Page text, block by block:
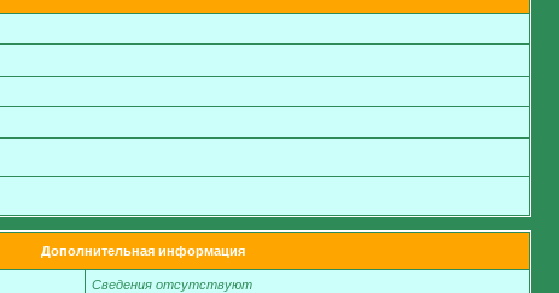
Дополнительная информация
Сведения отсутствуют